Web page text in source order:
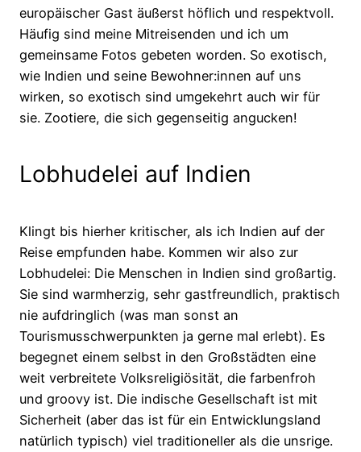
europäischer Gast äußerst höflich und respektvoll.
Häufig sind meine Mitreisenden und ich um
gemeinsame Fotos gebeten worden. So exotisch,
wie Indien und seine Bewohner:innen auf uns
wirken, so exotisch sind umgekehrt auch wir für
sie. Zootiere, die sich gegenseitig angucken!
Lobhudelei auf Indien
Klingt bis hierher kritischer, als ich Indien auf der
Reise empfunden habe. Kommen wir also zur
Lobhudelei: Die Menschen in Indien sind großartig.
Sie sind warmherzig, sehr gastfreundlich, praktisch
nie aufdringlich (was man sonst an
Tourismusschwerpunkten ja gerne mal erlebt). Es
begegnet einem selbst in den Großstädten eine
weit verbreitete Volksreligiösität, die farbenfroh
und groovy ist. Die indische Gesellschaft ist mit
Sicherheit (aber das ist für ein Entwicklungsland
natürlich typisch) viel traditioneller als die unsrige.